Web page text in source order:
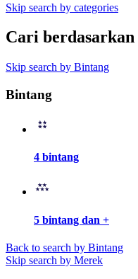
Skip search by categories
Cari berdasarkan
Skip search by Bintang
Bintang
4 bintang
5 bintang dan +
Back to search by Bintang
Skip search by Merek